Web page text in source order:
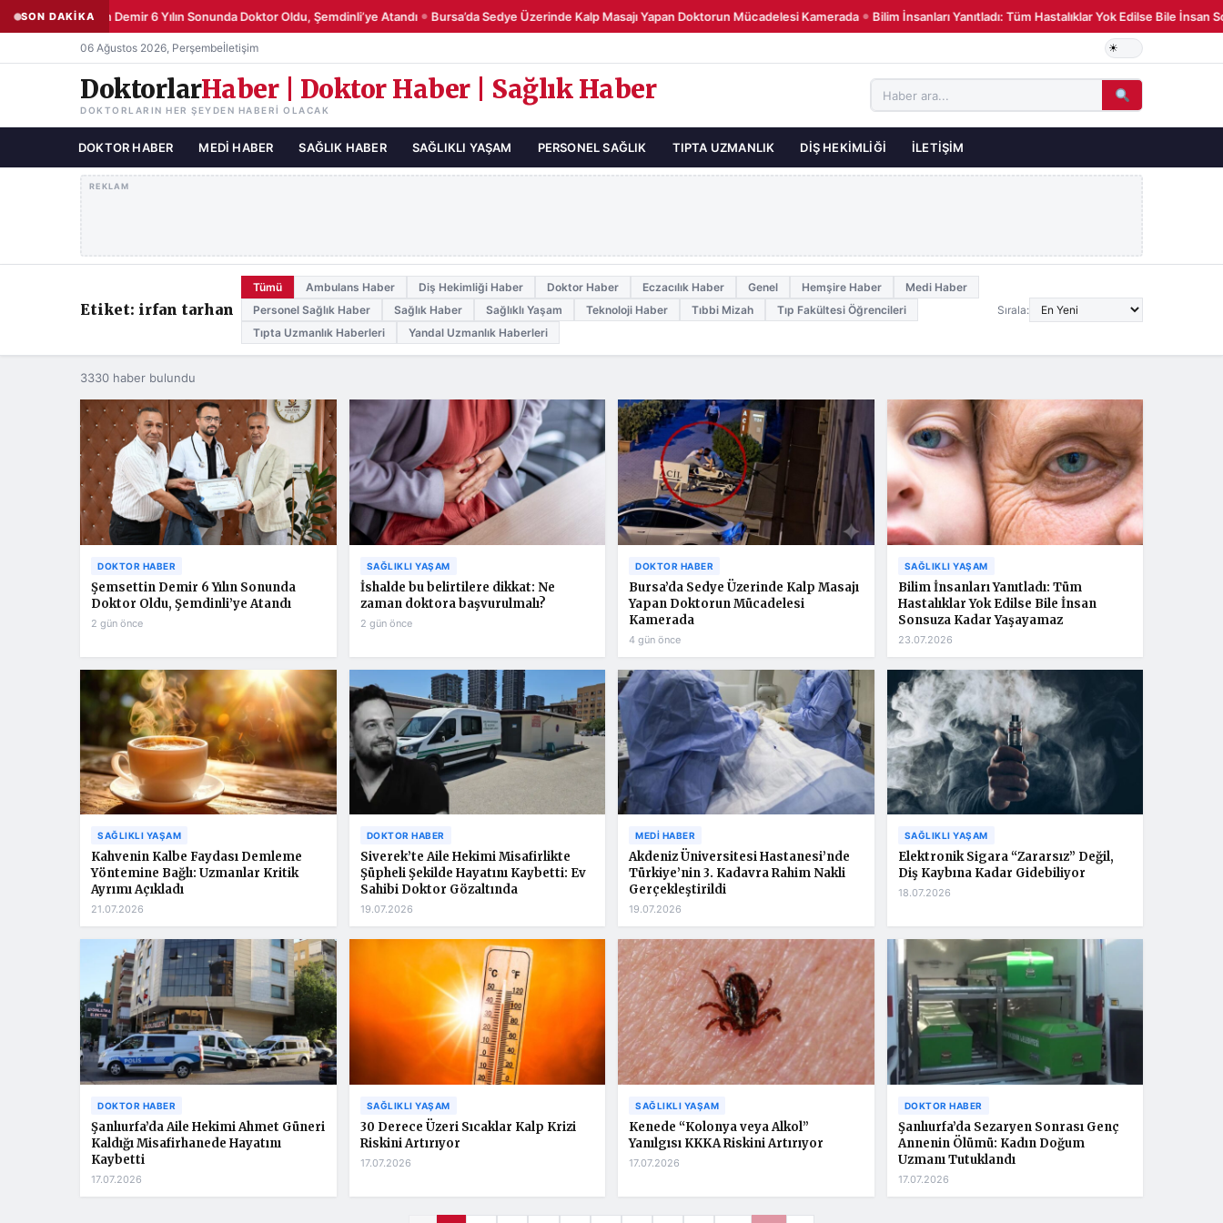
SON DAKİKA
Şemsettin Demir 6 Yılın Sonunda Doktor Oldu, Şemdinli’ye Atandı ● Bursa’da Sedye Üzerinde Kalp Masajı Yapan Doktorun Mücadelesi Kamerada ● Bilim İnsanları Yanıtladı: Tüm Hastalıklar Yok Edilse Bile İnsan
06 Ağustos 2026, Perşembeİletişim
DoktorlarHaber | Doktor Haber | Sağlık Haber
DOKTORLARIN HER ŞEYDEN HABERI OLACAK
DOKTOR HABER MEDI HABER SAĞLIK HABER SAĞLIKLI YAŞAM PERSONEL SAĞLIK TIPTA UZMANLIK DIŞ HEKIMLIĞI İLETIŞIM
REKLAM
Etiket: irfan tarhan
Tümü Ambulans Haber Diş Hekimliği Haber Doktor Haber Eczacılık Haber Genel Hemşire Haber
Medi Haber
Personel Sağlık Haber
Sağlık Haber Sağlıklı Yaşam Teknoloji Haber Tıbbi Mizah
Tıp Fakültesi Öğrencileri
Tıpta Uzmanlık Haberleri
Yandal Uzmanlık Haberleri
Sırala:
3330 haber bulundu
DOKTOR HABER
Şemsettin Demir 6 Yılın Sonunda
Doktor Oldu, Şemdinli’ye Atandı
2 gün önce
SAĞLIKLI YAŞAM
İshalde bu belirtilere dikkat: Ne
zaman doktora başvurulmalı?
2 gün önce
DOKTOR HABER
Bursa’da Sedye Üzerinde Kalp Masajı
Yapan Doktorun Mücadelesi
Kamerada
4 gün önce
SAĞLIKLI YAŞAM
Bilim İnsanları Yanıtladı: Tüm
Hastalıklar Yok Edilse Bile İnsan
Sonsuza Kadar Yaşayamaz
23.07.2026
SAĞLIKLI YAŞAM
Kahvenin Kalbe Faydası Demleme
Yöntemine Bağlı: Uzmanlar Kritik
Ayrımı Açıkladı
21.07.2026
DOKTOR HABER
Siverek’te Aile Hekimi Misafirlikte
Şüpheli Şekilde Hayatını Kaybetti: Ev
Sahibi Doktor Gözaltında
19.07.2026
MEDI HABER
Akdeniz Üniversitesi Hastanesi’nde
Türkiye’nin 3. Kadavra Rahim Nakli
Gerçekleştirildi
19.07.2026
SAĞLIKLI YAŞAM
Elektronik Sigara “Zararsız” Değil,
Diş Kaybına Kadar Gidebiliyor
18.07.2026
DOKTOR HABER
Şanlıurfa’da Aile Hekimi Ahmet Güneri
Kaldığı Misafirhanede Hayatını
Kaybetti
17.07.2026
SAĞLIKLI YAŞAM
30 Derece Üzeri Sıcaklar Kalp Krizi
Riskini Artırıyor
17.07.2026
SAĞLIKLI YAŞAM
Kenede “Kolonya veya Alkol”
Yanılgısı KKKA Riskini Artırıyor
17.07.2026
DOKTOR HABER
Şanlıurfa’da Sezaryen Sonrası Genç
Annenin Ölümü: Kadın Doğum
Uzmanı Tutuklandı
17.07.2026